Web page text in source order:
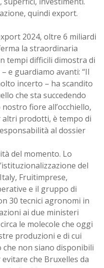
quindi export.
2024, oltre 6 miliardi
la straordinaria
tempi difficili dimostra di
e guardiamo avanti: “Il
incerto – ha scandito
che sta succedendo
fiore all’occhiello,
altri prodotti, è tempo di
al dossier
del momento. Lo
del
Fruitimprese,
e il gruppo di
30 tecnici agronomi in
ai due ministeri
le molecole che oggi
produzioni e di cui
che non siano disponibili
che Bruxelles da